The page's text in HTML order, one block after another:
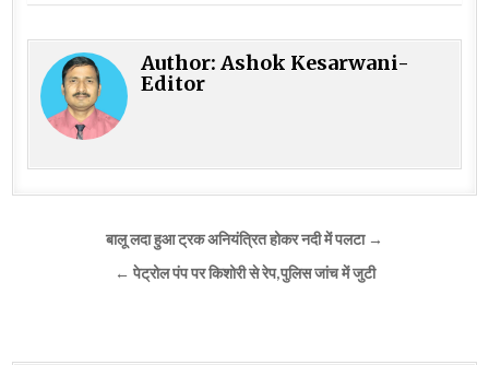
Author:Ashok Kesarwani-
Editor
navigation
बालू लदा हुआ ट्रक अनियंत्रित होकर नदी में पलटा →
← पेट्रोल पंप पर किशोरी से रेप,पुलिस जांच में जुटी